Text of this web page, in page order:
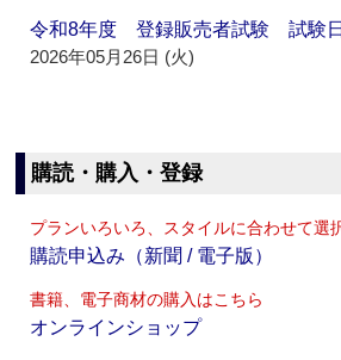
令和8年度 登録販売者試験 試験
2026年05月26日 (火)
購読・購入・登録
プランいろいろ、スタイルに合わせて選
購読申込み（新聞 / 電子版）
書籍、電子商材の購入はこちら
オンラインショップ